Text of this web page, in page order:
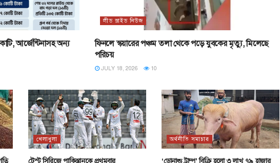
আর্জেন্টিনাসহ অন্য
লীড স্লাইড নিউজ
ফিনলে স্কয়ারের পঞ্চম তলা থেকে পড়ে যুবকের মৃত্যু, মিলেছে
পরিচয়
JULY 18, 2026 10
খেলাধুলা
টেস্ট সিরিজে পাকিস্তানকে প্রথমবার
অর্থনীতি সমাচার
‘ডোনাল্ড ট্রাম্প’ বিক্রি হলো ৩ লাখ ৭৯ হাজার